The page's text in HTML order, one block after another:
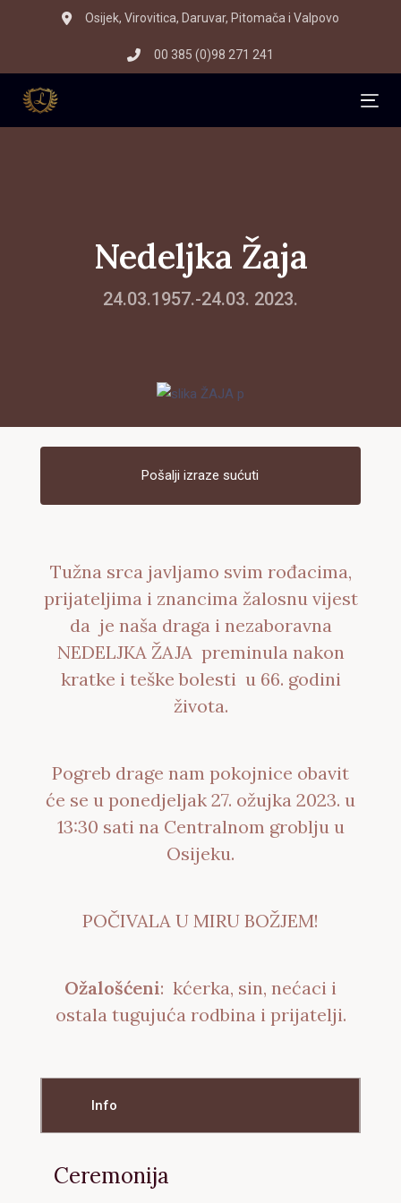
navigation
to
Osijek, Virovitica, Daruvar, Pitomača i Valpovo
00 385 (0)98 271 241
Nedeljka Žaja
24.03.1957.-24.03. 2023.
Pošalji izraze sućuti
Tužna srca javljamo svim rođacima,
prijateljima i znancima žalosnu vijest
da je naša draga i nezaboravna
NEDELJKA ŽAJA preminula nakon
kratke i teške bolesti u 66. godini
života.
Pogreb drage nam pokojnice obavit
će se u ponedjeljak 27. ožujka 2023. u
13:30 sati na Centralnom groblju u
Osijeku.
POČIVALA U MIRU BOŽJEM!
Ožalošćeni: kćerka, sin, nećaci i
ostala tugujuća rodbina i prijatelji.
Info
Ceremonija